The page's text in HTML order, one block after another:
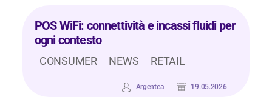
POS WiFi: connettività e incassi fluidi per
ogni contesto
CONSUMER NEWS RETAIL
Argentea 19.05.2026